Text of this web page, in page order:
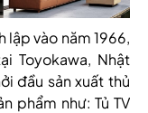
lập vào năm 1966,
Toyokawa, Nhật
đầu sản xuất thủ
phẩm như: Tủ TV